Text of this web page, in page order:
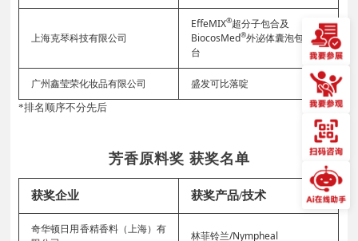
上海克琴科技有限公司
EffeMIX®超分子包合及
BiocosMed®外泌体囊泡包裹平
台
广州鑫莹荣化妆品有限公司 盛发可比落啶
*排名顺序不分先后
芳香原料奖 获奖名单
获奖企业 获奖产品/技术
奇华顿日用香精香料（上海）有
林菲铃兰/Nympheal